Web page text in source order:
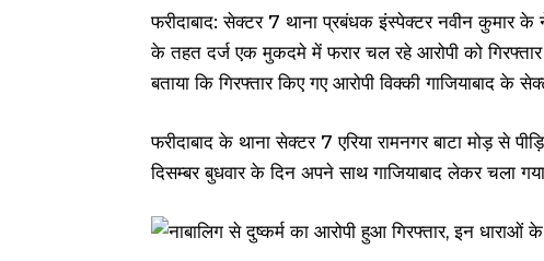
फरीदाबाद: सेक्टर 7 थाना प्रबंधक इंस्पेक्टर नवीन कुमार
के तहत दर्ज एक मुकदमे में फरार चल रहे आरोपी को
बताया कि गिरफ्तार किए गए आरोपी विक्की गाजियाबाद के
फरीदाबाद के थाना सेक्टर 7 एरिया रामनगर बाटा मोड़ से
दिसम्बर बुधवार के दिन अपने साथ गाजियाबाद लेकर चला